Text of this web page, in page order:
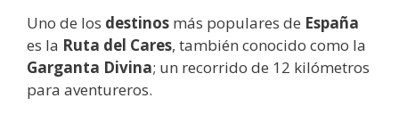
Uno de los destinos más populares de España
es la Ruta del Cares, también conocido como la
Garganta Divina; un recorrido de 12 kilómetros
para aventureros.